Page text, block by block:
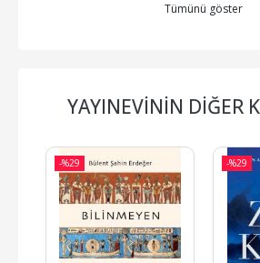
Tümünü göster
YAYINEVININ DIĞER
-%29 -%29